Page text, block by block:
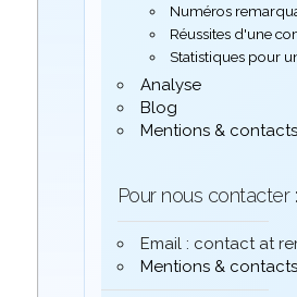
Numéros
Réussites d'une
Statistiques pour
Analyse
Blog
Mentions & contacts
Pour nous contacter :
Email : contact at
Mentions & contacts